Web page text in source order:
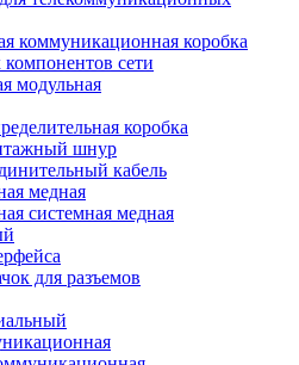
коммуникационная коробка
сети
модульная
коробка
шнур
кабель
медная
системная медная
для разъемов